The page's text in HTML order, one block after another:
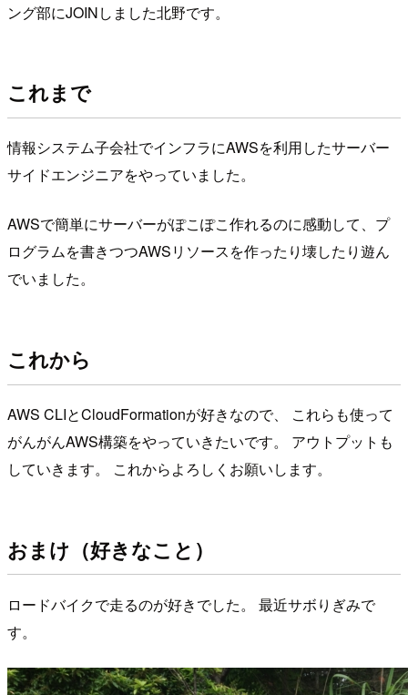
ング部にJOINしました北野です。
これまで
情報システム子会社でインフラにAWSを利用したサーバー
サイドエンジニアをやっていました。
AWSで簡単にサーバーがぽこぽこ作れるのに感動して、プ
ログラムを書きつつAWSリソースを作ったり壊したり遊ん
でいました。
これから
AWS CLIとCloudFormationが好きなので、 これらも使って
がんがんAWS構築をやっていきたいです。 アウトプットも
していきます。 これからよろしくお願いします。
おまけ（好きなこと）
ロードバイクで走るのが好きでした。 最近サボりぎみで
す。